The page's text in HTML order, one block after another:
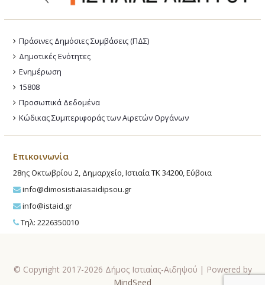
Πράσινες Δημόσιες Συμβάσεις (ΠΔΣ)
Δημοτικές Ενότητες
Ενημέρωση
15808
Προσωπικά Δεδομένα
Κώδικας Συμπεριφοράς των Αιρετών Οργάνων
Επικοινωνία
28ης Οκτωβρίου 2, Δημαρχείο, Ιστιαία ΤΚ 34200, Εύβοια
info@dimosistiaiasaidipsou.gr
info@istaid.gr
Τηλ: 2226350010
© Copyright 2017-2026 Δήμος Ιστιαίας-Αιδηψού | Powered by
MindSeed